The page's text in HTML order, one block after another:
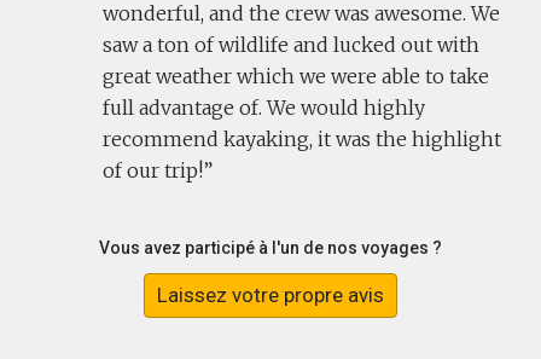
wonderful, and the crew was awesome. We
saw a ton of wildlife and lucked out with
great weather which we were able to take
full advantage of. We would highly
recommend kayaking, it was the highlight
of our trip!
Vous avez participé à l'un de nos voyages ?
Laissez votre propre avis